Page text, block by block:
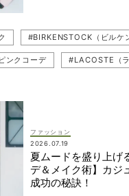
#BIRKENSTOCK（ビルケ
ンクコーデ #LACOSTE（ラ
#ワンピースコーデ
#チーク #サンダルコーデ
ファッション
2026.07.19
夏ムードを盛り上げ
デ＆メイク術】カジ
成功の秘訣！